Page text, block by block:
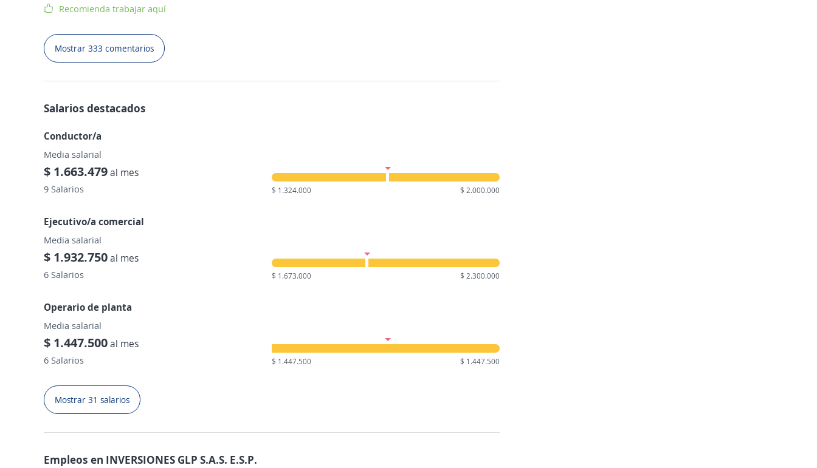
Recomienda trabajar aquí
Mostrar 333 comentarios
Salarios destacados
Conductor/a
Media salarial
$ 1.663.479al mes
9 Salarios $ 1.324.000 $ 2.000.000
Ejecutivo/a comercial
Media salarial
$ 1.932.750al mes
6 Salarios $ 1.673.000 $ 2.300.000
Operario de planta
Media salarial
$ 1.447.500al mes
6 Salarios $ 1.447.500 $ 1.447.500
Mostrar 31 salarios
Empleos en INVERSIONES GLP S.A.S. E.S.P.